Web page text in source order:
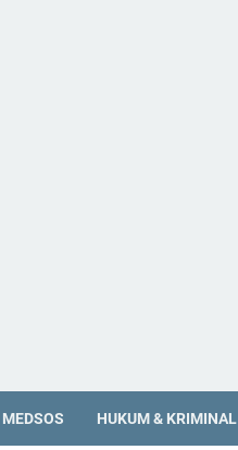
MEDSOS HUKUM & KRIMINAL